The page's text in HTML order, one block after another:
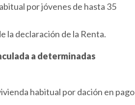
por jóvenes de hasta 35
la declaración de la Renta.
a determinadas
habitual por dación en pago